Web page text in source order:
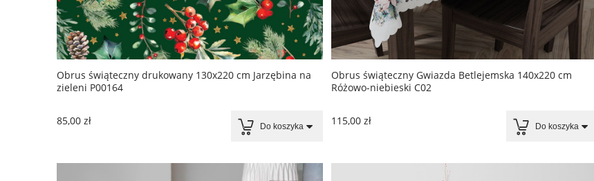
Obrus świąteczny drukowany 130x220 cm Jarzębina na
zieleni P00164
85,00 zł Do koszyka
Obrus świąteczny Gwiazda Betlejemska 140x220 cm
Różowo-niebieski C02
115,00 zł Do koszyka